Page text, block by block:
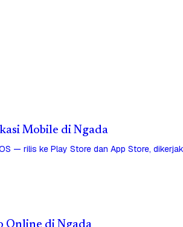
Mobile di Ngada
— rilis ke Play Store dan App Store,